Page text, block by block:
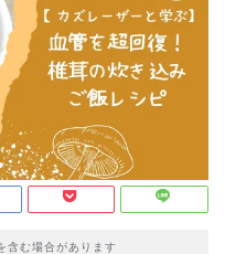
含む場合があります